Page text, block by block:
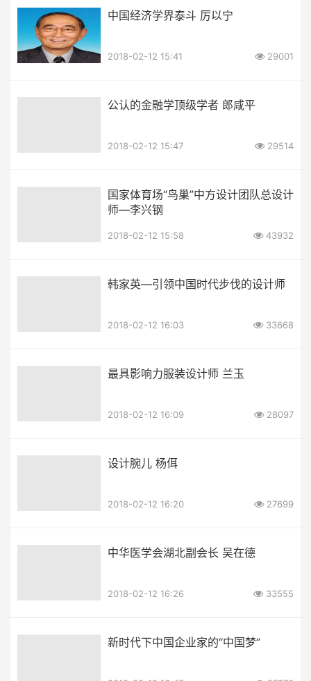
中国经济学界泰斗 厉以宁
2018-02-12 15:41 29001
公认的金融学顶级学者 郎咸平
2018-02-12 15:47 29514
国家体育场“鸟巢”中方设计团队总设计
师—李兴钢
2018-02-12 15:58 43932
韩家英—引领中国时代步伐的设计师
2018-02-12 16:03 33668
最具影响力服装设计师 兰玉
2018-02-12 16:09 28097
设计腕儿 杨佴
2018-02-12 16:20 27699
中华医学会湖北副会长 吴在德
2018-02-12 16:26 33555
新时代下中国企业家的“中国梦”